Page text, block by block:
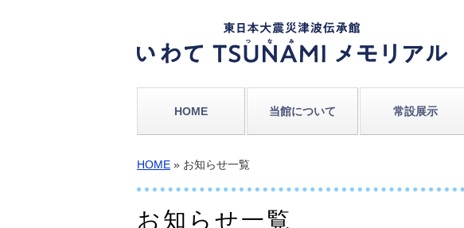
HOME 当館について 常設展示
HOME » お知らせ一覧
お知らせ一覧